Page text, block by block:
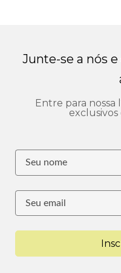
Junte-se a nós
Entre para nossa